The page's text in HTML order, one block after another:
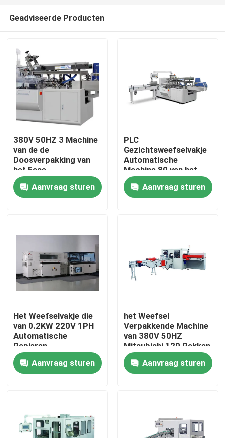
Huis
Producten
Fabrieksreis
Contacteer ons
Nieuws
gezichtsweefselmachine
Geadviseerde Producten
380V 50HZ 3 Machine
van de de
Doosverpakking van
het Fase
Gezichtsweefsel 65
Dozen/Min
Aanvraag sturen
PLC
Gezichtsweefselvakje
Automatische
Machine 80 van het
Verpakkingspapieren
zakdoekje Vakjes/Min
Aanvraag sturen
Het Weefselvakje die
van 0.2KW 220V 1PH
Automatische
Papieren
zakdoekjemachine
inpakkenAanvraag sturen
het Weefsel
Verpakkende Machine
van 380V 50HZ
Mitsubishi 120 Pakken
per Min
Aanvraag sturen